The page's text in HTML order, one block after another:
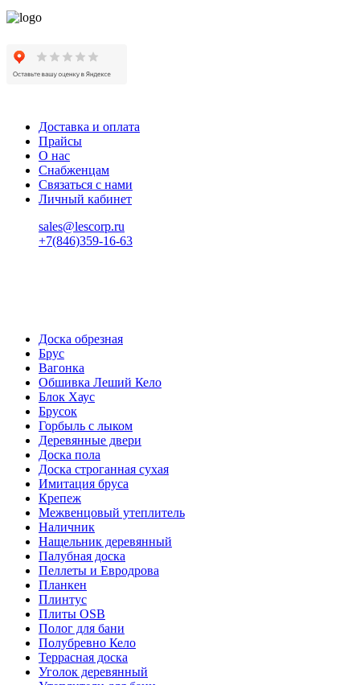
Доставка и оплата
Прайсы
О нас
Снабженцам
Связаться с нами
Личный кабинет
sales@lescorp.ru
+7(846)359-16-63
Доска обрезная
Брус
Вагонка
Обшивка Леший Кело
Блок Хаус
Брусок
Горбыль с лыком
Деревянные двери
Доска пола
Доска строганная сухая
Имитация бруса
Крепеж
Межвенцовый утеплитель
Наличник
Нащельник деревянный
Палубная доска
Пеллеты и Евродрова
Планкен
Плинтус
Плиты OSB
Полог для бани
Полубревно Кело
Террасная доска
Уголок деревянный